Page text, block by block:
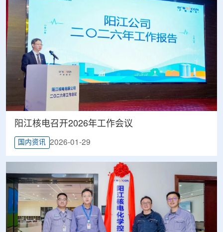
阳江核电召开2026年工作会议
国内资讯 2026-01-29